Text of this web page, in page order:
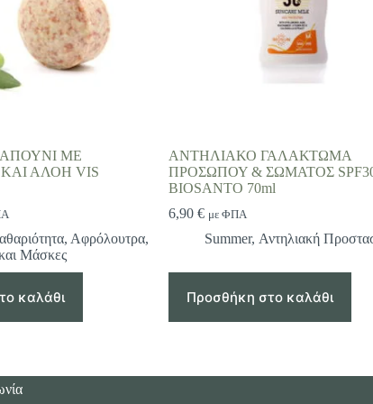
ΜΕ
ΑΛΟΗ VIS
, Αφρόλουτρα,
Μάσκες
καλάθι
ΑΝΤΗΛΙΑΚΟ ΓΑΛΑΚΤΩΜΑ
ΠΡΟΣΩΠΟΥ & ΣΩΜΑΤΟΣ
BIOSANTO 70ml
6,90 € με ΦΠΑ
Summer, Αντηλιακή
Προσθήκη στο καλάθι